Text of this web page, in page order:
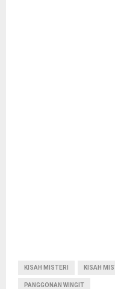
KISAH MISTERI KISAH
PANGGONAN WINGIT